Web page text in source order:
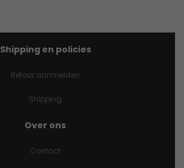
Shipping en policies
Retour aanmelden
Shipping
Over ons
Contact